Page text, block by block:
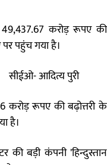
करोड़ रूपए की
पहुंच गया है।
आदित्य पुरी
रूपए की बढ़ोत्तरी के
है।
बड़ी कंपनी 'हिन्दुस्तान